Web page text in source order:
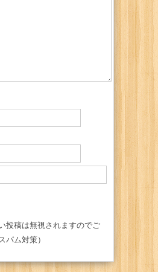
投稿は無視されますのでご
パム対策）